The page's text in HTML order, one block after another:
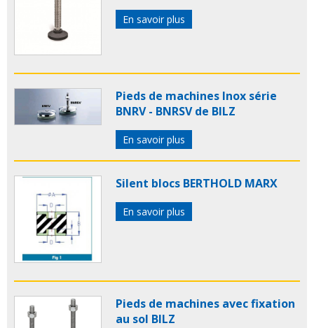
En savoir plus
Pieds de machines Inox série
BNRV - BNRSV de BILZ
En savoir plus
Silent blocs BERTHOLD MARX
En savoir plus
Pieds de machines avec fixation
au sol BILZ